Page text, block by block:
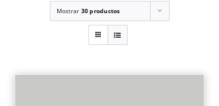
Mostrar 30 productos